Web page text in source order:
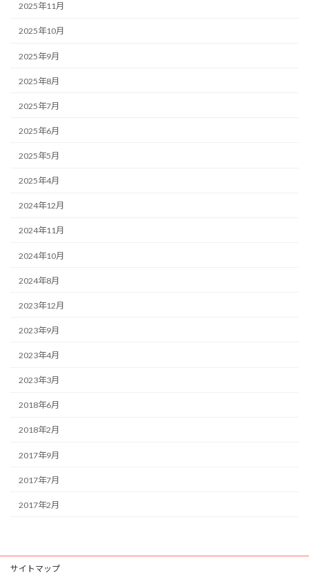
2025年11月
2025年10月
2025年9月
2025年8月
2025年7月
2025年6月
2025年5月
2025年4月
2024年12月
2024年11月
2024年10月
2024年8月
2023年12月
2023年9月
2023年4月
2023年3月
2018年6月
2018年2月
2017年9月
2017年7月
2017年2月
サイトマップ